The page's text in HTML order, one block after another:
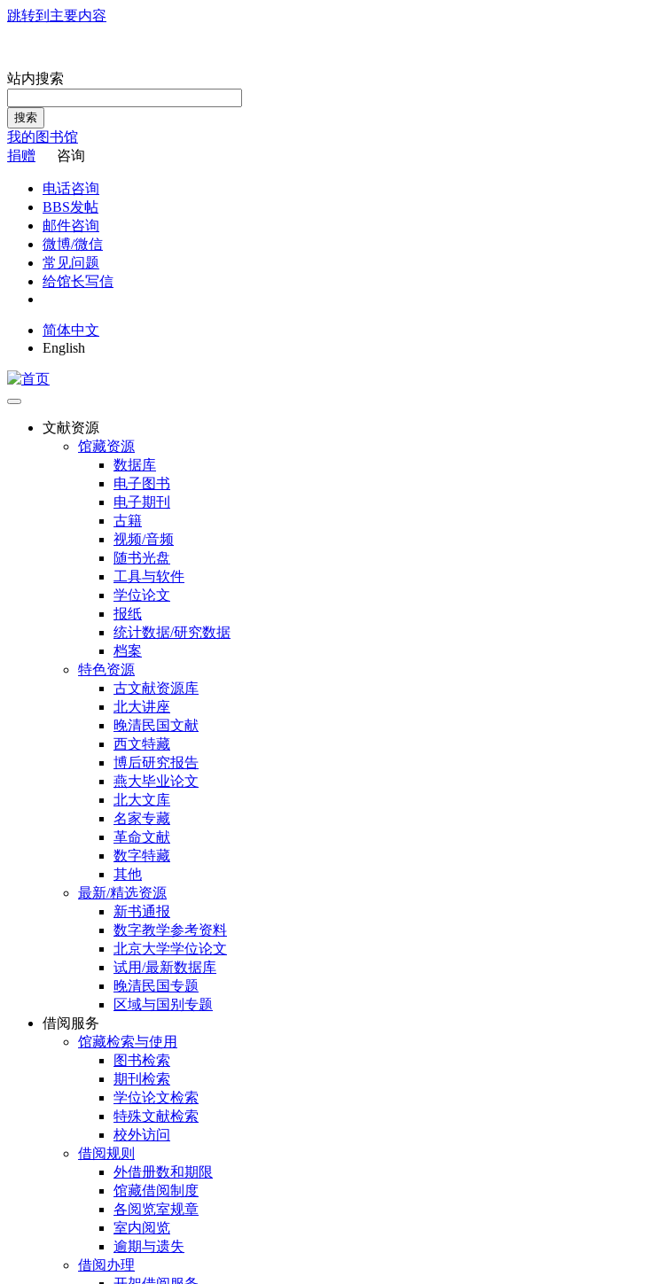
跳转到主要内容
站内搜索
搜索
我的图书馆
捐赠
咨询
电话咨询
BBS发帖
邮件咨询
微博/微信
常见问题
给馆长写信
简体中文
English
文献资源
馆藏资源
数据库
电子图书
电子期刊
古籍
视频/音频
随书光盘
工具与软件
学位论文
报纸
统计数据/研究数据
档案
特色资源
古文献资源库
北大讲座
晚清民国文献
西文特藏
博后研究报告
燕大毕业论文
北大文库
名家专藏
革命文献
数字特藏
其他
最新/精选资源
新书通报
数字教学参考资料
北京大学学位论文
试用/最新数据库
晚清民国专题
区域与国别专题
借阅服务
馆藏检索与使用
图书检索
期刊检索
学位论文检索
特殊文献检索
校外访问
借阅规则
外借册数和期限
馆藏借阅制度
各阅览室规章
室内阅览
逾期与遗失
借阅办理